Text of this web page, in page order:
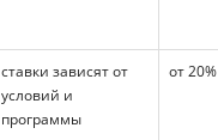
ставки зависят от
условий и
программы
от 20%